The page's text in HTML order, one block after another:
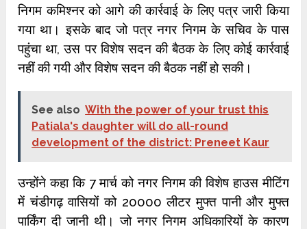
निगम कमिश्नर को आगे की कार्रवाई के लिए पत्र जारी किया
गया था। इसके बाद जो पत्र नगर निगम के सचिव के पास
पहुंचा था, उस पर विशेष सदन की बैठक के लिए कोई कार्रवाई
नहीं की गयी और विशेष सदन की बैठक नहीं हो सकी।
See also With the power of your trust this
Patiala's daughter will do all-round
development of the district: Preneet Kaur
उन्होंने कहा कि 7 मार्च को नगर निगम की विशेष हाउस मीटिंग
में चंडीगढ़ वासियों को 20000 लीटर मुफ्त पानी और मुफ्त
पार्किंग दी जानी थी। जो नगर निगम अधिकारियों के कारण